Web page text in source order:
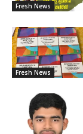
Fresh News
Fresh News